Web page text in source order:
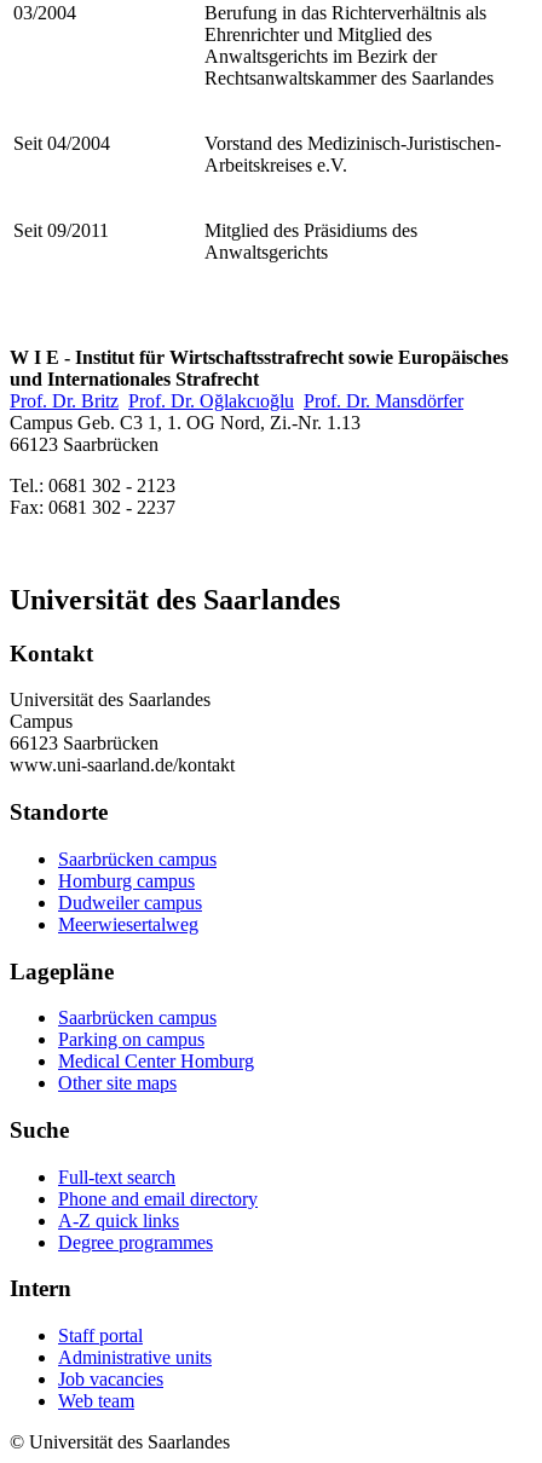
03/2004
Berufung in das Richterverhältnis als
Ehrenrichter und Mitglied des
Anwaltsgerichts im Bezirk der
Rechtsanwaltskammer des Saarlandes
Seit 04/2004
Vorstand des Medizinisch-Juristischen-
Arbeitskreises e.V.
Seit 09/2011
Mitglied des Präsidiums des
Anwaltsgerichts
­W I E - Institut für Wirtschaftsstrafrecht sowie Europäisches
und Internationales Strafrecht
Prof. Dr. Britz Prof. Dr. Oğlakcıoğlu Prof. Dr. Mansdörfer
Campus Geb. C3 1, 1. OG Nord, Zi.-Nr. 1.13
66123 Saarbrücken
Tel.: 0681 302 - 2123
Fax: 0681 302 - 2237
Universität des Saarlandes
Kontakt
Universität des Saarlandes
Campus
66123 Saarbrücken
www.uni-saarland.de/kontakt
Standorte
Saarbrücken campus
Homburg campus
Dudweiler campus
Meerwiesertalweg
Lagepläne
Saarbrücken campus
Parking on campus
Medical Center Homburg
Other site maps
Suche
Full-text search
Phone and email directory
A-Z quick links
Degree programmes
Intern
Staff portal
Administrative units
Job vacancies
Web team
© Universität des Saarlandes